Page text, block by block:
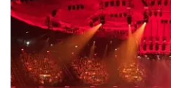
634laatste 30 minuten
BESTEL NU